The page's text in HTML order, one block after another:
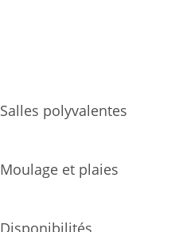
Salles polyvalentes
Moulage et plaies
Disponibilités